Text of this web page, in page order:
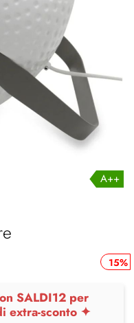
A++
15%
SALDI12 per
extra-sconto ✦